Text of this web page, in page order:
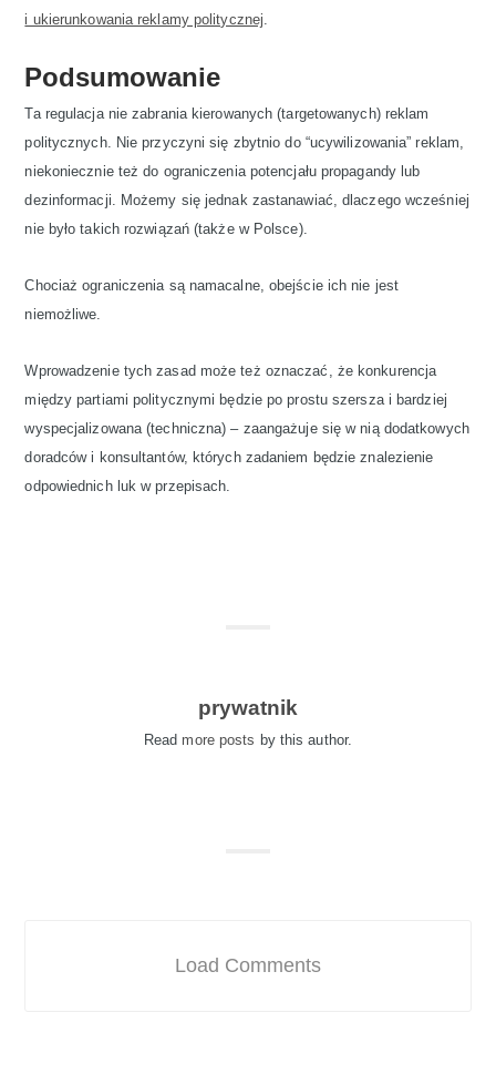
i ukierunkowania reklamy politycznej
Podsumowanie
Ta regulacja nie zabrania kierowanych (targetowanych) reklam
politycznych. Nie przyczyni się zbytnio do “ucywilizowania” reklam,
niekoniecznie też do ograniczenia potencjału propagandy lub
dezinformacji. Możemy się jednak zastanawiać, dlaczego wcześniej
nie było takich rozwiązań (także w Polsce).
Chociaż ograniczenia są namacalne, obejście ich nie jest
niemożliwe.
Wprowadzenie tych zasad może też oznaczać, że konkurencja
między partiami politycznymi będzie po prostu szersza i bardziej
wyspecjalizowana (techniczna) – zaangażuje się w nią dodatkowych
doradców i konsultantów, których zadaniem będzie znalezienie
odpowiednich luk w przepisach.
prywatnik
Read more posts by this author.
Load Comments